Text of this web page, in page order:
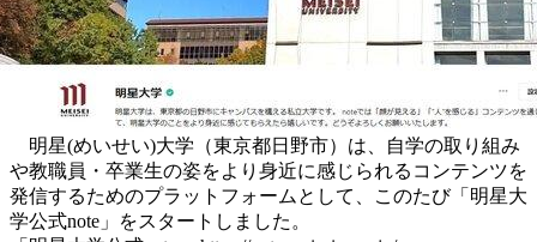
明星(めいせい)大学（東京都日野市）は、自学の取り組み
や教職員・卒業生の姿をより身近に感じられるコンテンツを
発信するためのプラットフォームとして、このたび「明星大
学公式note」をスタートしました。